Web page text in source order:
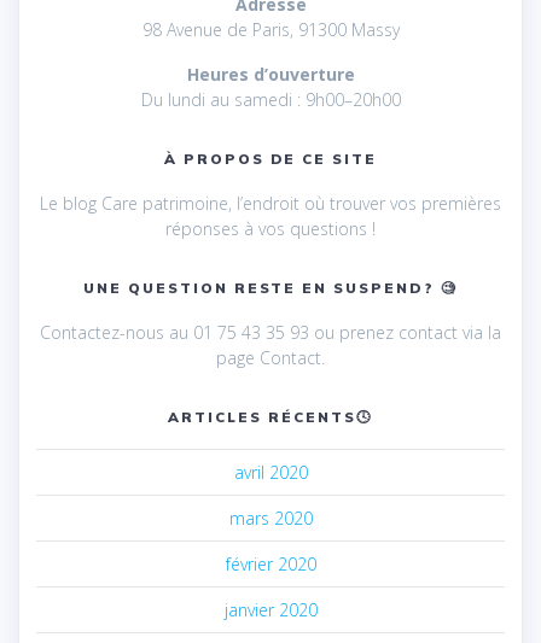
98 Avenue de Paris, 91300 Massy
Heures d’ouverture
Du lundi au samedi : 9h00–20h00
À PROPOS DE CE SITE
Le blog Care patrimoine, l’endroit où trouver vos premières
réponses à vos questions !
UNE QUESTION RESTE EN SUSPEND? 🧐
Contactez-nous au 01 75 43 35 93 ou prenez contact via la
page Contact.
ARTICLES RÉCENTS🕓
avril 2020
mars 2020
février 2020
janvier 2020